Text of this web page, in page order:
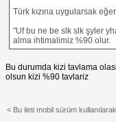
Türk kızına uygularsak
"Uf bu ne be slk slk şyler
alma ihtimalimiz %90 olur.
Bu durumda kizi tavlama
olsun kizi %90 tavlariz
< Bu ileti mobil sürüm kullanılarak